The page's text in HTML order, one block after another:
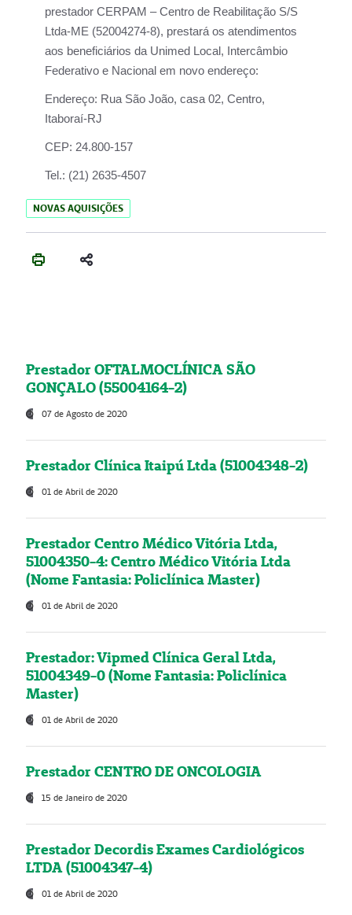
prestador CERPAM – Centro de Reabilitação S/S
Ltda-ME (52004274-8), prestará os atendimentos
aos beneficiários da Unimed Local, Intercâmbio
Federativo e Nacional em novo endereço:
Endereço: Rua São João, casa 02, Centro,
Itaboraí-RJ
CEP: 24.800-157
Tel.: (21) 2635-4507
NOVAS AQUISIÇÕES
Prestador OFTALMOCLÍNICA SÃO
GONÇALO (55004164-2)
07 de Agosto de 2020
Prestador Clínica Itaipú Ltda (51004348-2)
01 de Abril de 2020
Prestador Centro Médico Vitória Ltda,
51004350-4: Centro Médico Vitória Ltda
(Nome Fantasia: Policlínica Master)
01 de Abril de 2020
Prestador: Vipmed Clínica Geral Ltda,
51004349-0 (Nome Fantasia: Policlínica
Master)
01 de Abril de 2020
Prestador CENTRO DE ONCOLOGIA
15 de Janeiro de 2020
Prestador Decordis Exames Cardiológicos
LTDA (51004347-4)
01 de Abril de 2020